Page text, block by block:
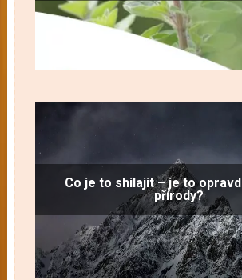
Co je to shilajit – je to
přírody?